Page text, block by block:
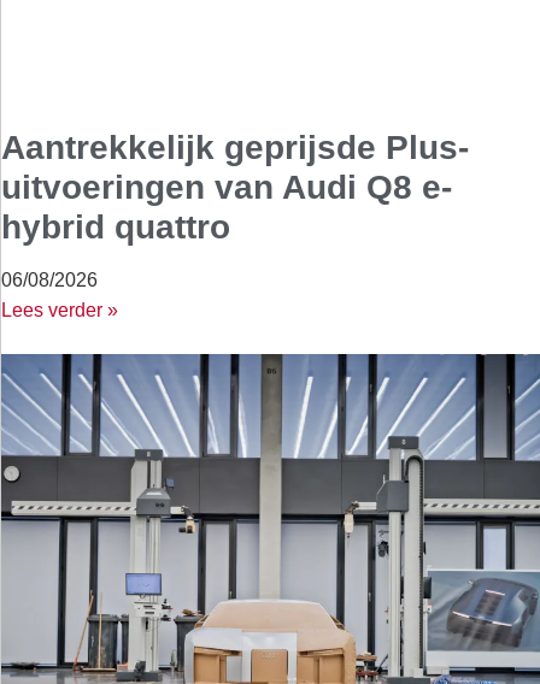
Aantrekkelijk geprijsde Plus-
uitvoeringen van Audi Q8 e-
hybrid quattro
06/08/2026
Lees verder »